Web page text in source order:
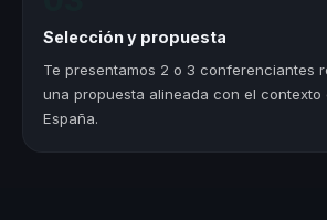
Selección y propuesta
Te presentamos 2 o 3 conferenciantes
una propuesta alineada con el contexto
España.